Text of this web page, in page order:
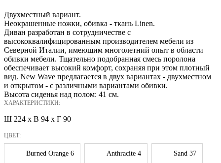
Двухместный вариант.
Неокрашенные ножки, обивка - ткань Linen.
Диван разработан в сотрудничестве с
высококвалифицированным производителем мебели из
Северной Италии, имеющим многолетний опыт в области
обивки мебели. Тщательно подобранная смесь поролона
обеспечивает высокий комфорт, сохраняя при этом плотный
вид. New Wave предлагается в двух вариантах - двухместном
и открытом - с различными вариантами обивки.
Высота сиденья над полом: 41 см.
ХАРАКТЕРИСТИКИ:
Ш 224 x В 94 x Г 90
ЦВЕТ:
Burned Orange 6 Anthracite 4 Sand 37